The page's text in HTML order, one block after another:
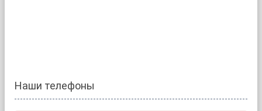
Наши телефоны